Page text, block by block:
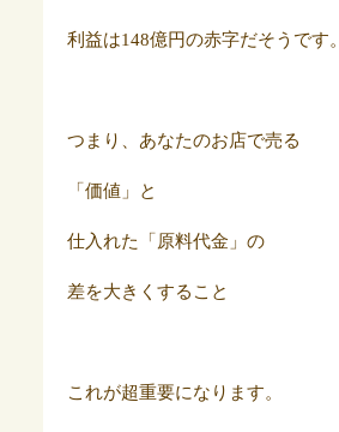
利益は148億円の赤字だそうです。
つまり、あなたのお店で売る
「価値」と
仕入れた「原料代金」の
差を大きくすること
これが超重要になります。